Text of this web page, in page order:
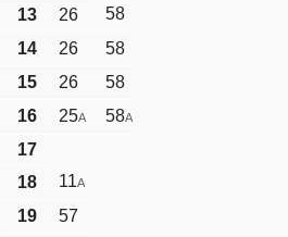
13 26
58
14
26
58
15
26
58
16
25A 58A
17
18
11A
19
57